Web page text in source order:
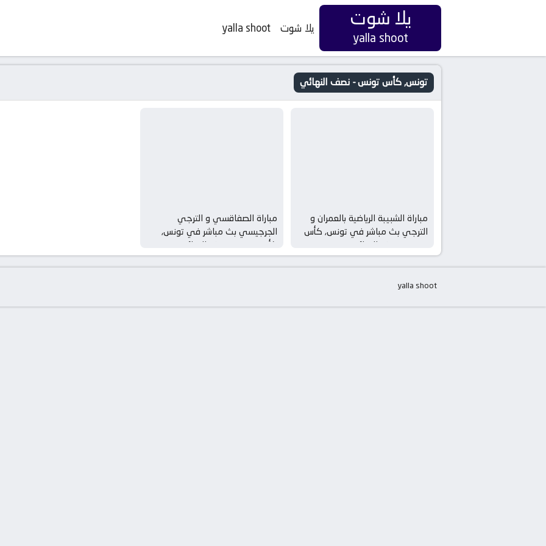
يلا شوت
yalla shoot
يلا شوت yalla shoot
تونس, كأس تونس - نصف النهائي
مباراة الشبيبة الرياضية بالعمران و
الترجي بث مباشر في تونس, كأس
تونس – نصف النهائي
مباراة الصفاقسي و الترجي
الجرجيسي بث مباشر في تونس,
كأس تونس – نصف النهائي
yalla shoot